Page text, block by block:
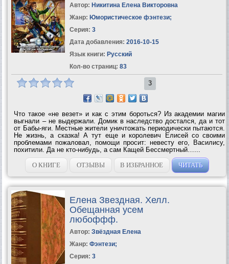
Автор: Никитина Елена Викторовна
Жанр: Юмористическое фэнтези;
Серия: 3
Дата добавления: 2016-10-15
Язык книги: Русский
Кол-во страниц: 83
3
Что такое «не везет» и как с этим бороться? Из академии магии
выгнали – не выдержали. Домик в наследство достался, да и тот
от Бабы-яги. Местные жители уничтожать периодически пытаются.
Не жизнь, а сказка! А тут еще и королевич Елисей со своими
проблемами пожаловал, помощи просит: невесту его, Василису,
похитили. Да не кто-нибудь, а сам Кащей Бессмертный…...
О КНИГЕ
ОТЗЫВЫ В ИЗБРАННОЕ ЧИТАТЬ
Елена Звездная. Хелл.
Обещанная усем
любоффф.
Автор: Звёздная Елена
Жанр: Фэнтези;
Серия: 3